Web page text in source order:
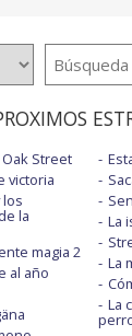
Street
victoria
los
la
magia 2
al año
La
La
La